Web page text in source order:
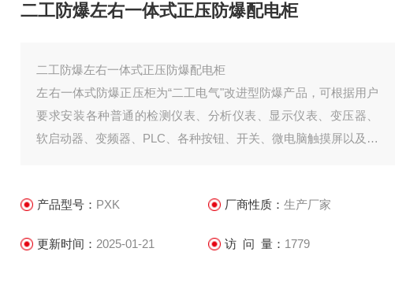
二工防爆左右一体式正压防爆配电柜
二工防爆左右一体式正压防爆配电柜
左右一体式防爆正压柜为“二工电气"改进型防爆产品，可根据用户
要求安装各种普通的检测仪表、分析仪表、显示仪表、变压器、
软启动器、变频器、PLC、各种按钮、开关、微电脑触摸屏以及普
产品型号： PXK 厂商性质： 生产厂家
更新时间： 2025-01-21 访 问 量： 1779